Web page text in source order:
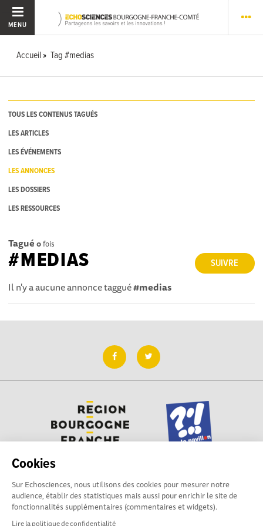
Cookies
Sur Echosciences, nous utilisons des cookies pour mesurer notre
audience, établir des statistiques mais aussi pour enrichir le site de
fonctionnalités supplémentaires (commentaires et widgets).
Lire la politique de confidentialité
MENU
Accueil Tag #medias
TOUS LES CONTENUS TAGUÉS
LES ARTICLES
LES ÉVÉNEMENTS
LES ANNONCES
LES DOSSIERS
LES RESSOURCES
Tagué 0fois
SUIVRE
#MEDIAS
Il n'y a aucune annonce taggué#medias
Besoin d'aide pour utiliser Echosciences ? Écrivez vos
questions aux administrateurs de la plateforme
contact@pavillon-sciences.com